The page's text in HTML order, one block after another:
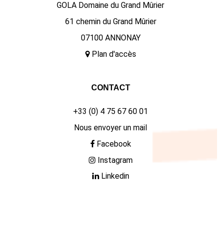
GOLA Domaine du Grand Mûrier
61 chemin du Grand Mûrier
07100 ANNONAY
Plan d'accès
CONTACT
+33 (0) 4 75 67 60 01
Nous envoyer un mail
Facebook
Instagram
Linkedin